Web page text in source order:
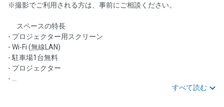
※撮影でご利用される方は、事前にご相談ください。
🎯スペースの特長
- プロジェクター用スクリーン
- Wi-Fi (無線LAN)
- 駐車場1台無料
- プロジェクター
- ...
すべて読む